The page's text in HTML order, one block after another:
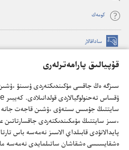
قۇپيالىق پارامەترلەرى
سايتتىڭ جۇمىس ىستەۋى ءۇشىن قاجەت جانە
پايدالانۋدى قابىلداي الاسىز نەمەسە باس
ەشقايسىسى ەشقاشان ساتىلمايدى نەمەسە
كومە‌ك
ساداقالار
(opens
window) كۇزەت مۇناراسىنىڭ تورداعى كىتاپحاناسى
new
window)
JW Hub
®
(opens
new
window)
JW Library